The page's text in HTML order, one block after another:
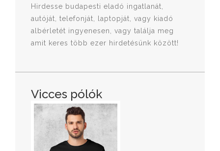
Hirdesse budapesti eladó ingatlanát,
autóját, telefonját, laptopját, vagy kiadó
albérletét ingyenesen, vagy találja meg
amit keres több ezer hirdetésünk között!
Vicces pólók